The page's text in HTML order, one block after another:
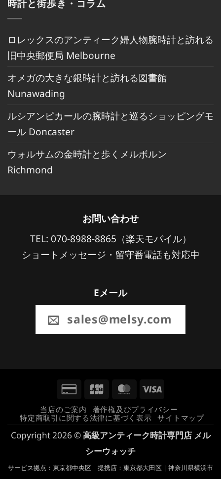
時計と街歩き・コラム
ロレックスのアンティーク婦人物腕時計と訪れる
旧中央郵便局 Melbourne
オメガの大きな銀時計と訪れる図書館
Nunawading
ルシアンピカールの腕時計と巡るショッピングモ
ール Doncaster
ウォルサムの金時計と歩くメルボルン
Richmond
お問い合わせ
TEL: 070-8988-8865（楽天モバイル）
ショートメッセージ・留守番電話も対応中
Eメール
sales@melsy.com
Credit
Card
2
JCB MasterCard
Visa
当店のご案内
著作権及びプライバシー
特定商取引に関する法律に基づく表示
サイトマップ
Copyright 2026 ©高級アンティーク時計専門店 メル
シーウォッチ
サービス拠点：東京都中央区 提携店：東京都大田区 | 神奈川県横浜市